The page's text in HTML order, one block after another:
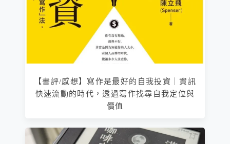
【書評/感想】寫作是最好的自我投資｜資訊
快速流動的時代，透過寫作找尋自我定位與
價值